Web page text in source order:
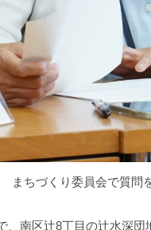
まちづくり委員会で質問
、南区辻8丁目の辻水深